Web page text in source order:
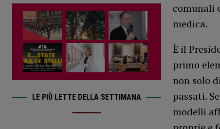
comunali
medica.
È il
primo
non solo
passati.
modelli
LE PIÙ LETTE DELLA SETTIMANA